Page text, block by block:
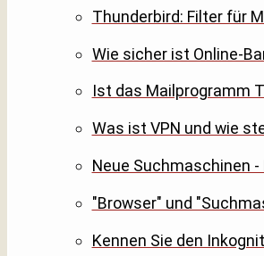
Thunderbird: Filter für
Wie sicher ist Online-
Ist das Mailprogramm
Was ist VPN und wie
Neue Suchmaschinen -
"Browser" und
Kennen Sie den